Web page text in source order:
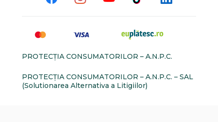
PROTECŢIA CONSUMATORILOR – A.N.P.C.
PROTECŢIA CONSUMATORILOR – A.N.P.C. – SAL
(Solutionarea Alternativa a Litigiilor)